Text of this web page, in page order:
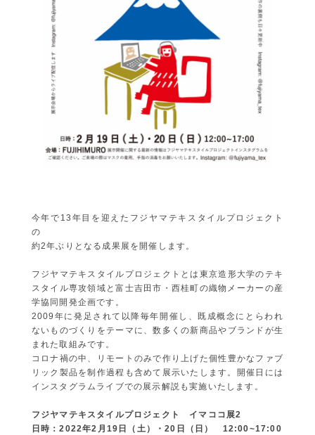
今年で13年目を迎えたフジヤマテキスタイルプロジェクト
の
約2年ぶりとなる成果展を開催します。
フジヤマテキスタイルプロジェクトとは東京造形大学のテキ
スタイ ル専攻領域と富士吉田市・ 西桂町の織物メーカーの産
学協同開発企画です。
2009年に発足されて以降毎年開催し、 既成概念にとらわれ
ないものづくりをテーマに、数多くの新商品やブランドが生
まれた取組みです。
コロナ禍の中、
リモートのみで作り上げた個性豊かなファブ
リック製品を制作過程 も含めて展示いたします。 開催日には
インスタグラムライブでの展示解説も実施いたします。
フジヤマテキスタイルプロジェクト イマココ展2
日時：2022年2月19日（土）・20日（日） 12:00~17:00